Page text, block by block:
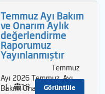
Temmuz Ayı Bakım
ve Onarım Aylık
değerlendirme
Raporumuz
Yayınlanmıştır
Temmuz
Ayı 2026 Temmuz Ayı
Bakım Onarım Gene
Görüntüle
| 18